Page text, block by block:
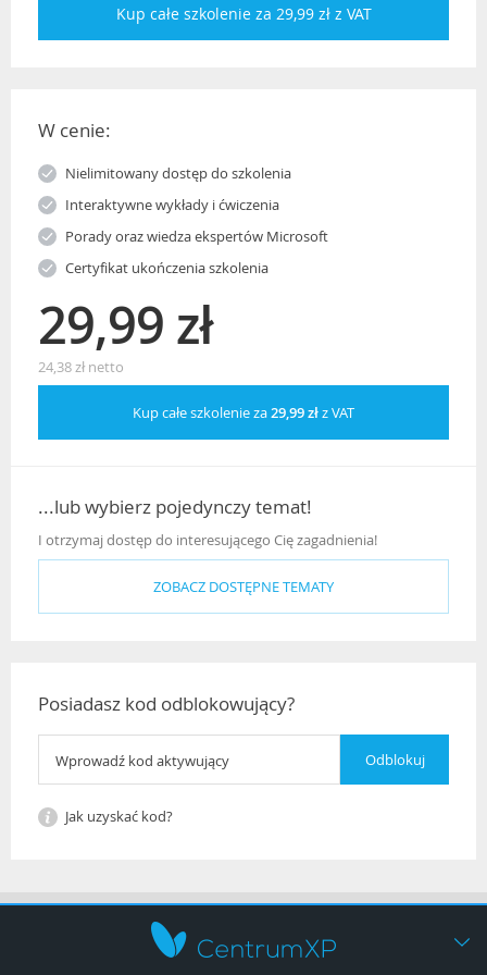
Kup całe szkolenie za 29,99 zł z VAT
W cenie:
Nielimitowany dostęp do szkolenia
Interaktywne wykłady i ćwiczenia
Porady oraz wiedza ekspertów Microsoft
Certyfikat ukończenia szkolenia
29,99 zł
24,38 zł netto
Kup całe szkolenie za29,99 złz VAT
...lub wybierz pojedynczy temat!
I otrzymaj dostęp do interesującego Cię zagadnienia!
ZOBACZ DOSTĘPNE TEMATY
Posiadasz kod odblokowujący?
Jak uzyskać kod?